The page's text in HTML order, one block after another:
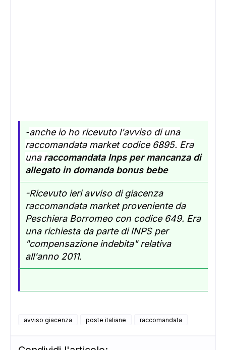
-anche io ho ricevuto l'avviso di una
raccomandata market codice 6895. Era
una raccomandata Inps per mancanza di
allegato in domanda bonus bebe
-Ricevuto ieri avviso di giacenza
raccomandata market proveniente da
Peschiera Borromeo con codice 649. Era
una richiesta da parte di INPS per
"compensazione indebita" relativa
all'anno 2011.
avviso giacenza poste italiane raccomandata